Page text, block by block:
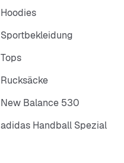
Hoodies
Sportbekleidung
Tops
Rucksäcke
New Balance 530
adidas Handball Spezial